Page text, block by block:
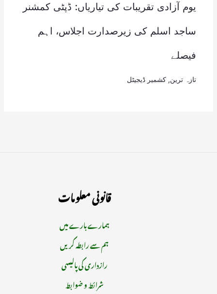
یوم آزادی تقریبات کی تیاریاں: ڈپٹی کمشنر
ساجد اسلم کی زیرصدارت اجلاس، اہم
فیصلے
تازہ ترین کشمیر ڈیجیٹل
قانونی معلومات
ہمارے بارے میں
ہم سے رابطہ کریں
رازداری کی پالیسی
شرائط و ضوابط